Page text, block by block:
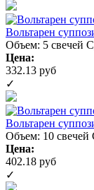
Вольтарен
Объем: 5 свечей
Цена:
332.13 руб
✓
Вольтарен
Объем: 10 свечей
Цена:
402.18 руб
✓